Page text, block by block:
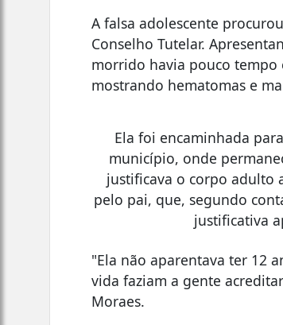
A falsa adolescente
Conselho Tutelar.
morrido havia pouco
mostrando hematomas e
Ela foi encaminhada
município, onde
justificava o corpo adulto
pelo pai, que, segundo
justificativa
"Ela não aparentava ter 12
vida faziam a gente
Moraes.